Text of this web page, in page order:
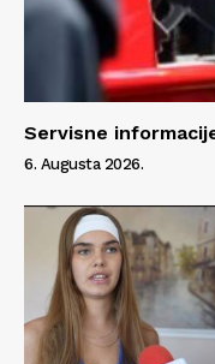
Servisne
6. Augusta 2026.